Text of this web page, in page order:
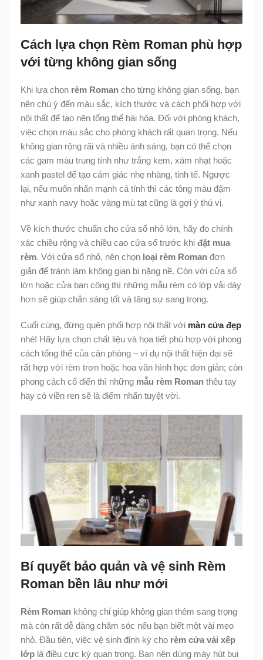
Cách lựa chọn Rèm Roman phù hợp
với từng không gian sống
Khi lựa chọn rèm Roman cho từng không gian sống, bạn
nên chú ý đến màu sắc, kích thước và cách phối hợp với
nội thất để tạo nên tổng thể hài hòa. Đối với phòng khách,
việc chọn màu sắc cho phòng khách rất quan trọng. Nếu
không gian rộng rãi và nhiều ánh sáng, bạn có thể chọn
các gam màu trung tính như trắng kem, xám nhạt hoặc
xanh pastel để tạo cảm giác nhẹ nhàng, tinh tế. Ngược
lại, nếu muốn nhấn mạnh cá tính thì các tông màu đậm
như xanh navy hoặc vàng mù tạt cũng là gợi ý thú vị.
Về kích thước chuẩn cho cửa sổ nhỏ lớn, hãy đo chính
xác chiều rộng và chiều cao cửa sổ trước khi đặt mua
rèm. Với cửa sổ nhỏ, nên chọn loại rèm Roman đơn
giản để tránh làm không gian bị nặng nề. Còn với cửa sổ
lớn hoặc cửa ban công thì những mẫu rèm có lớp vải dày
hơn sẽ giúp chắn sáng tốt và tăng sự sang trọng.
Cuối cùng, đừng quên phối hợp nội thất với màn cửa đẹp
nhé! Hãy lựa chọn chất liệu và họa tiết phù hợp với phong
cách tổng thể của căn phòng – ví dụ nội thất hiện đại sẽ
rất hợp với rèm trơn hoặc hoa văn hình học đơn giản; còn
phong cách cổ điển thì những mẫu rèm Roman thêu tay
hay có viền ren sẽ là điểm nhấn tuyệt vời.
Bí quyết bảo quản và vệ sinh Rèm
Roman bền lâu như mới
Rèm Roman không chỉ giúp không gian thêm sang trọng
mà còn rất dễ dàng chăm sóc nếu bạn biết một vài mẹo
nhỏ. Đầu tiên, việc vệ sinh định kỳ cho rèm cửa vải xếp
lớp là điều cực kỳ quan trọng. Bạn nên dùng máy hút bụi